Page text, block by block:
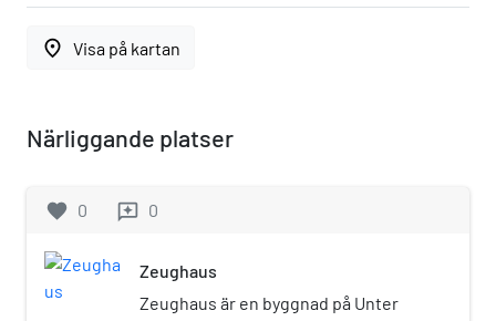
place Visa på kartan
Närliggande platser
favorite 0 reviews 0
Zeughaus
Zeughaus är en byggnad på Unter